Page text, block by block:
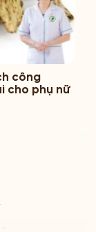
công
cho phụ nữ